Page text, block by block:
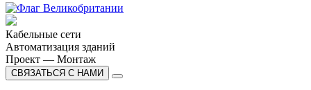
Кабельные сети
Автоматизация зданий
Проект — Монтаж
СВЯЗАТЬСЯ С НАМИ